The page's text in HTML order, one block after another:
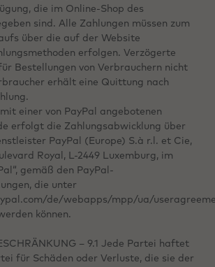
die im Online-Shop des
sind. Alle Zahlungen müssen zum
über die auf der Website
erfolgen. Verzögerte
Bestellungen von Verbrauchern nicht
erhält eine Quittung nach
einer von PayPal angebotenen
erfolgt die Zahlungsabwicklung über
PayPal (Europe) S.à r.l. et Cie,
Royal, L-2449 Luxemburg, im
gemäß den PayPal-
die unter
de/webapps/mpp/ua/
können.
– 9.1 Jede Partei haftet
für Schäden oder Verluste, die sie der